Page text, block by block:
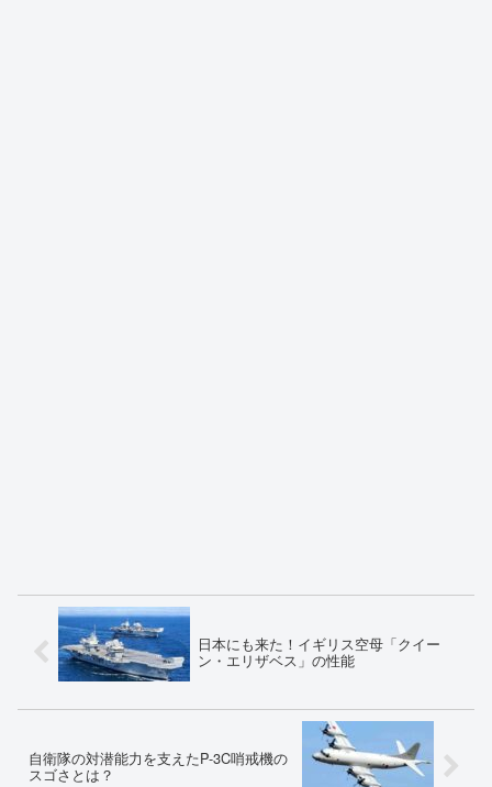
日本にも来た！イギリス空母「クイー
ン・エリザベス」の性能
自衛隊の対潜能力を支えたP-3C哨戒機の
スゴさとは？